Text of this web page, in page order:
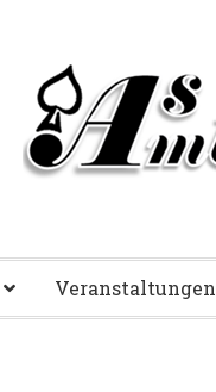
Veranstaltungen